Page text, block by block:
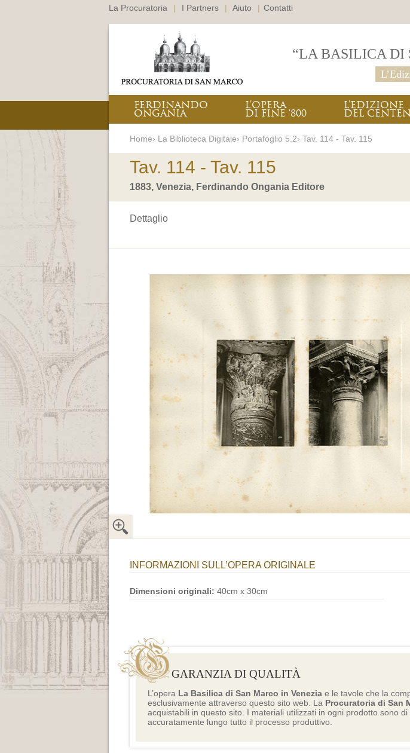
La Procuratoria | I Partners | Aiuto | Contatti
“LA BASILICA DI
FERDINANDO
ONGANIA
L’OPERA
DI FINE ‘800
L’EDIZIONE
DEL
Home› La Biblioteca Digitale› Portafoglio 5.2› Tav. 114 - Tav. 115
Tav. 114 - Tav. 115
1883, Venezia, Ferdinando Ongania Editore
Dettaglio
INFORMAZIONI SULL’OPERA ORIGINALE
Dimensioni originali: 40cm x 30cm
GARANZIA DI QUALITÀ
L’opera La Basilica di San Marco in Venezia e le tavole che la
esclusivamente attraverso questo sito web. La Procuratoria di San
acquistabili in questo sito. I materiali utilizzati in ogni prodotto sono
accuratamente lungo tutto il processo produttivo.